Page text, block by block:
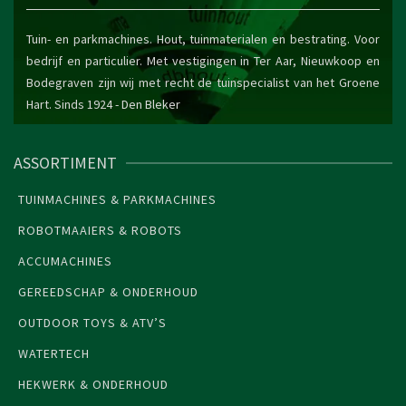
Tuin- en parkmachines. Hout, tuinmaterialen en bestrating. Voor
bedrijf en particulier. Met vestigingen in Ter Aar, Nieuwkoop en
Bodegraven zijn wij met recht de tuinspecialist van het Groene
Hart. Sinds 1924 -Den Bleker
ASSORTIMENT
TUINMACHINES & PARKMACHINES
ROBOTMAAIERS & ROBOTS
ACCUMACHINES
GEREEDSCHAP & ONDERHOUD
OUTDOOR TOYS & ATV’S
WATERTECH
HEKWERK & ONDERHOUD